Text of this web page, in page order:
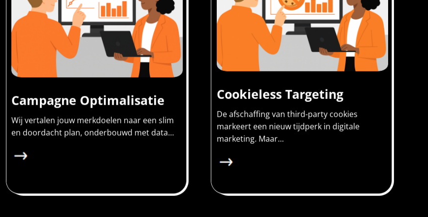
Campagne Optimalisatie
Wij vertalen jouw merkdoelen naar een slim
en doordacht plan, onderbouwd met data…
Cookieless Targeting
De afschaffing van third-party cookies
markeert een nieuw tijdperk in digitale
marketing. Maar…